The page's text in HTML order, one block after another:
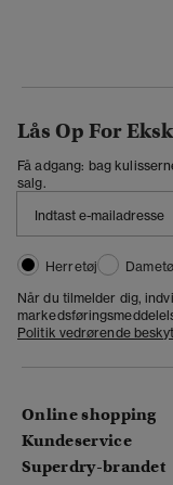
Lås Op For
Få adgang: bag
salg.
Herretøj
Når du tilmelder dig,
Politik vedrørende
Online shopping
Kundeservice
Superdry-brandet